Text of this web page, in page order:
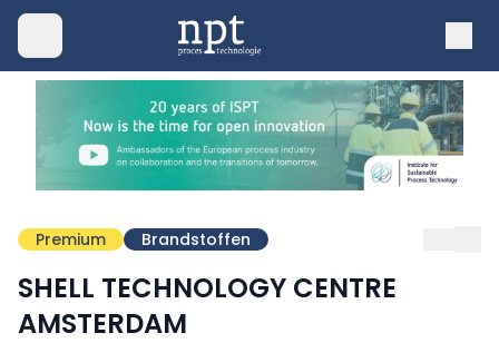
Premium Brandstoffen
SHELL TECHNOLOGY CENTRE
AMSTERDAM